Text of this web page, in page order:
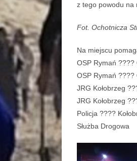
z tego powodu na
Fot. Ochotnicza
Na miejscu
OSP Rymań ????
OSP Rymań ????
JRG Kołobrzeg
JRG Kołobrzeg
Policja ????
Służba Drogowa